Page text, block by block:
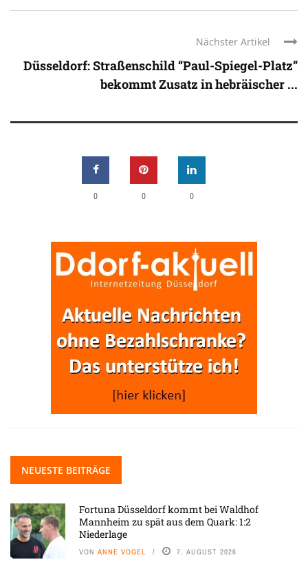
Nächster Artikel
Düsseldorf: Straßenschild “Paul-Spiegel-Platz”
bekommt Zusatz in hebräischer ...
0 0 0
NEUESTE BEITRÄGE
Fortuna Düsseldorf kommt bei Waldhof
Mannheim zu spät aus dem Quark: 1:2
Niederlage
VON ANNE VOGEL 7. AUGUST 2026